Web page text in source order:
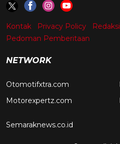
Kontak Privacy Policy Redaksi
Pedoman Pemberitaan
NETWORK
Otomotifxtra.com
Motorexpertz.com
Semaraknews.co.id